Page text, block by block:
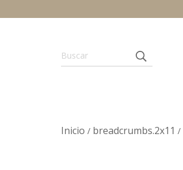
Inicio / breadcrumbs.2x11 /